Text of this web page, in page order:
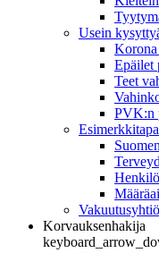
Usein
Epäilet
Teet
PVK:n
Korvauksenhakija